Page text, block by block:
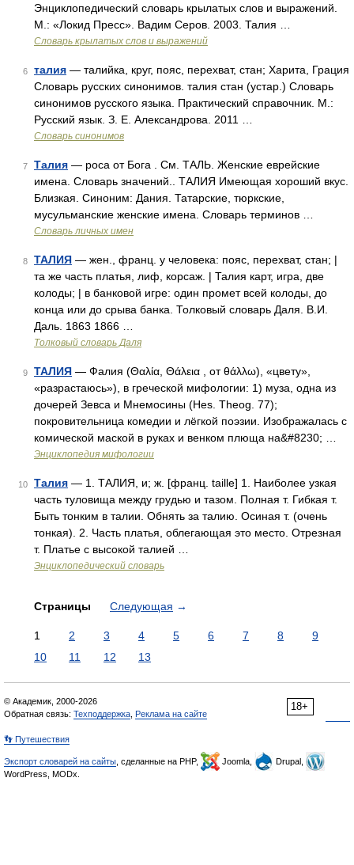
Энциклопедический словарь крылатых слов и выражений.
М.: «Локид Пресс». Вадим Серов. 2003. Талия …
Словарь крылатых слов и выражений
6 талия — талийка, круг, пояс, перехват, стан; Харита, Грация
Словарь русских синонимов. талия стан (устар.) Словарь
синонимов русского языка. Практический справочник. М.:
Русский язык. З. Е. Александрова. 2011 …
Словарь синонимов
7 Талия — роса от Бога . См. ТАЛЬ. Женские еврейские
имена. Словарь значений.. ТАЛИЯ Имеющая хороший вкус.
Близкая. Синоним: Дания. Татарские, тюркские,
мусульманские женские имена. Словарь терминов …
Словарь личных имен
8 ТАЛИЯ — жен., франц. у человека: пояс, перехват, стан; |
та же часть платья, лиф, корсаж. | Талия карт, игра, две
колоды; | в банковой игре: один промет всей колоды, до
конца или до срыва банка. Толковый словарь Даля. В.И.
Даль. 1863 1866 …
Толковый словарь Даля
9 ТАЛИЯ — Фалия (Θαλία, Θάλεια , от θάλλω), «цвету»,
«разрастаюсь»), в греческой мифологии: 1) муза, одна из
дочерей Зевса и Мнемосины (Hes. Theog. 77);
покровительница комедии и лёгкой поэзии. Изображалась с
комической маской в руках и венком плюща на&#8230; …
Энциклопедия мифологии
10 Талия — 1. ТАЛИЯ, и; ж. [франц. taille] 1. Наиболее узкая
часть туловища между грудью и тазом. Полная т. Гибкая т.
Быть тонким в талии. Обнять за талию. Осиная т. (очень
тонкая). 2. Часть платья, облегающая это место. Отрезная
т. Платье с высокой талией …
Энциклопедический словарь
Страницы Следующая →
1 2 3 4 5 6 7 8
9
10
11 12 13
18+
© Академик, 2000-2026
Обратная связь: Техподдержка Реклама на сайте
👣 Путешествия
Экспорт словарей на сайты , сделанные на PHP, Joomla,
Drupal,
WordPress, MODx.